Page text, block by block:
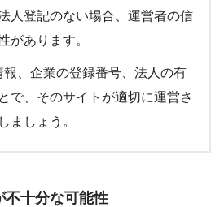
人登記のない場合、運営者の信
があります。
報、企業の登録番号、法人の有
で、そのサイトが適切に運営さ
ましょう。
不十分な可能性